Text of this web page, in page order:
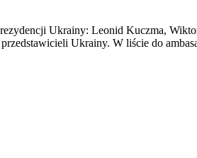
Ukrainy: Leonid Kuczma,
Ukrainy. W liście do